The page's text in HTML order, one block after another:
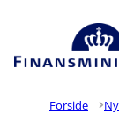
Gå til forsiden
Forside